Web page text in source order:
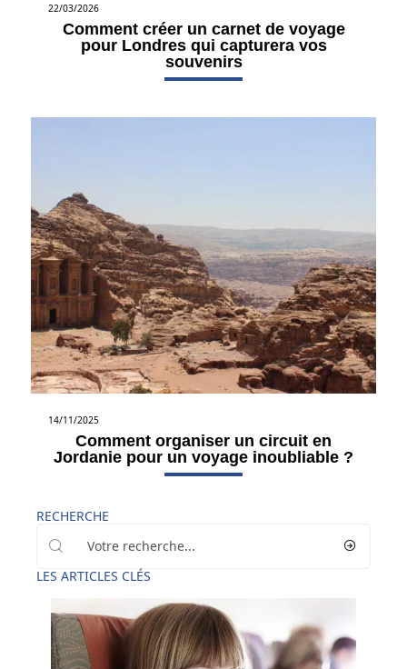
22/03/2026
Comment créer un carnet de voyage
pour Londres qui capturera vos
souvenirs
14/11/2025
Comment organiser un circuit en
Jordanie pour un voyage inoubliable ?
RECHERCHE
LES ARTICLES CLÉS